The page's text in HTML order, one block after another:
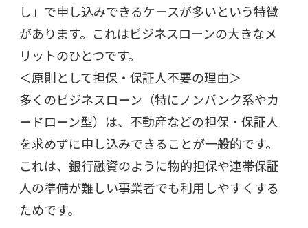
し」で申し込みできるケースが多いという特徴
があります。これはビジネスローンの大きなメ
リットのひとつです。
＜原則として担保・保証人不要の理由＞
多くのビジネスローン（特にノンバンク系やカ
ードローン型）は、不動産などの担保・保証人
を求めずに申し込みできることが一般的です。
これは、銀行融資のように物的担保や連帯保証
人の準備が難しい事業者でも利用しやすくする
ためです。